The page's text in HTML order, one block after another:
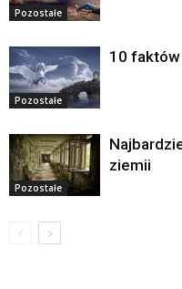
Pozostałe
Pozostałe
10 faktów
Pozostałe
ziemii